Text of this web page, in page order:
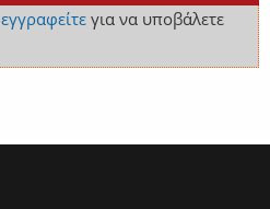
εγγραφείτεγια να υποβάλετε